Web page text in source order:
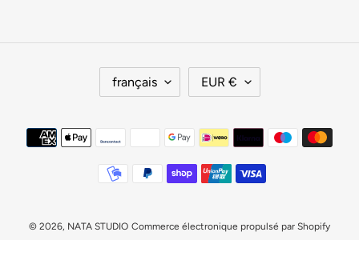
L
G
U
français
D
I
S
EUR €
Moyens
de
paiement
© 2026, NATA STUDIO Commerce électronique propulsé par Shopify